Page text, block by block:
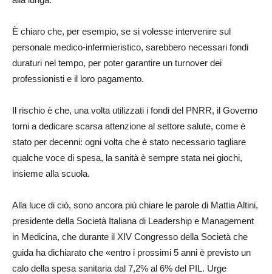
È chiaro che, per esempio, se si volesse intervenire sul
personale medico-infermieristico, sarebbero necessari fondi
duraturi nel tempo, per poter garantire un turnover dei
professionisti e il loro pagamento.
Il rischio è che, una volta utilizzati i fondi del PNRR, il Governo
torni a dedicare scarsa attenzione al settore salute, come è
stato per decenni: ogni volta che è stato necessario tagliare
qualche voce di spesa, la sanità è sempre stata nei giochi,
insieme alla scuola.
Alla luce di ciò, sono ancora più chiare le parole di Mattia Altini,
presidente della Società Italiana di Leadership e Management
in Medicina, che durante il XIV Congresso della Società che
guida ha dichiarato che «entro i prossimi 5 anni è previsto un
calo della spesa sanitaria dal 7,2% al 6% del PIL. Urge